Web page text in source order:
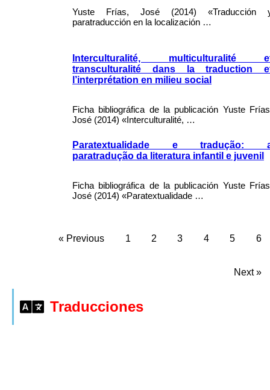
Yuste Frías, José (2014) «Traducción
paratraducción en la localización …
Interculturalité, multiculturalité
transculturalité dans la traduction
l’interprétation en milieu social
Ficha bibliográfica de la publicación Yuste
José (2014) «Interculturalité, …
Paratextualidade e tradução:
paratradução da literatura infantil e juvenil
Ficha bibliográfica de la publicación Yuste
José (2014) «Paratextualidade …
« Previous 1 2 3 4 5 6
Next »
Traducciones